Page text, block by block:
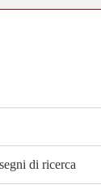
di ricerca